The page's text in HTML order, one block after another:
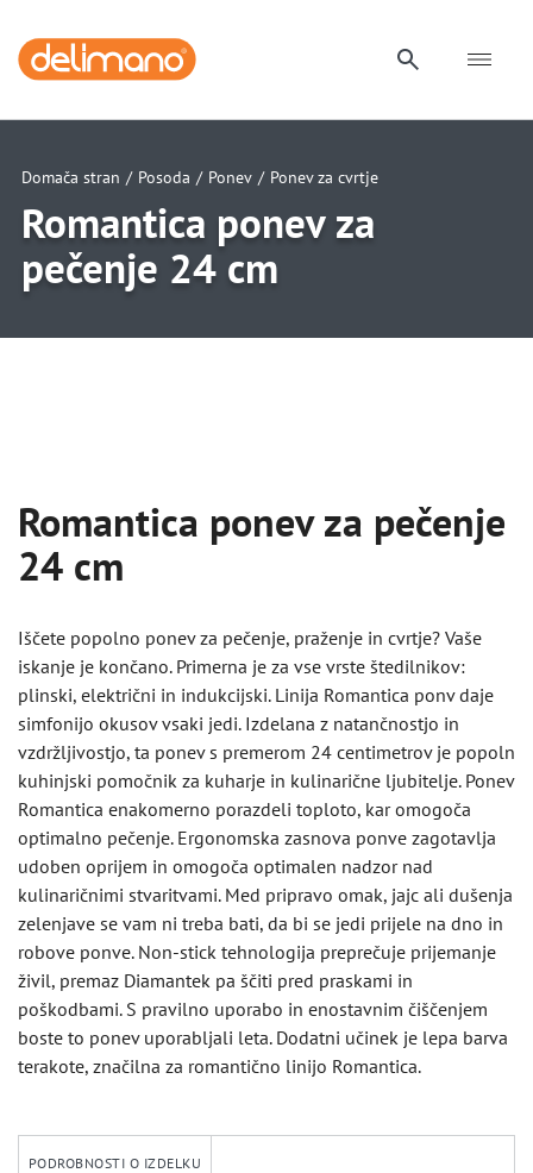
Domača stran / Posoda / Ponev / Ponev za cvrtje
Romantica ponev za
pečenje 24 cm
Romantica ponev za pečenje
24 cm
Iščete popolno ponev za pečenje, praženje in cvrtje? Vaše
iskanje je končano. Primerna je za vse vrste štedilnikov:
plinski, električni in indukcijski. Linija Romantica ponv daje
simfonijo okusov vsaki jedi. Izdelana z natančnostjo in
vzdržljivostjo, ta ponev s premerom 24 centimetrov je popoln
kuhinjski pomočnik za kuharje in kulinarične ljubitelje. Ponev
Romantica enakomerno porazdeli toploto, kar omogoča
optimalno pečenje. Ergonomska zasnova ponve zagotavlja
udoben oprijem in omogoča optimalen nadzor nad
kulinaričnimi stvaritvami. Med pripravo omak, jajc ali dušenja
zelenjave se vam ni treba bati, da bi se jedi prijele na dno in
robove ponve. Non-stick tehnologija preprečuje prijemanje
živil, premaz Diamantek pa ščiti pred praskami in
poškodbami. S pravilno uporabo in enostavnim čiščenjem
boste to ponev uporabljali leta. Dodatni učinek je lepa barva
terakote, značilna za romantično linijo Romantica.
PODROBNOSTI O IZDELKU